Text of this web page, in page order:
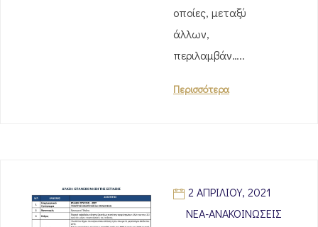
οποίες, μεταξύ
άλλων,
περιλαμβάν…..
Περισσότερα
2 ΑΠΡΙΛΊΟΥ, 2021
ΝΈΑ-ΑΝΑΚΟΙΝΏΣΕΙΣ